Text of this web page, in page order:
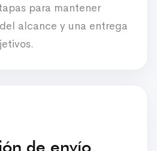
para mantener
alcance y una entrega
de envío.